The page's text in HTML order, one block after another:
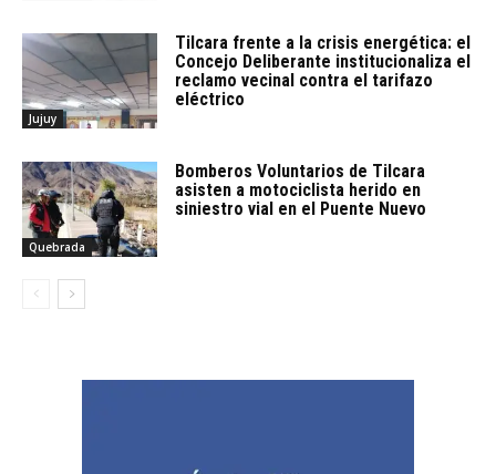
Jujuy
Tilcara frente a la crisis energética: el
Concejo Deliberante institucionaliza el
reclamo vecinal contra el tarifazo
eléctrico
Quebrada
Bomberos Voluntarios de Tilcara
asisten a motociclista herido en
siniestro vial en el Puente Nuevo